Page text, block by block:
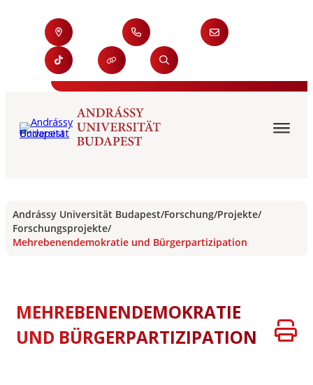
Andrássy Universität Budapest/Forschung/Projekte/
Forschungsprojekte/
Mehrebenendemokratie und Bürgerpartizipation
MEHREBENENDEMOKRATIE
UND BÜRGERPARTIZIPATION